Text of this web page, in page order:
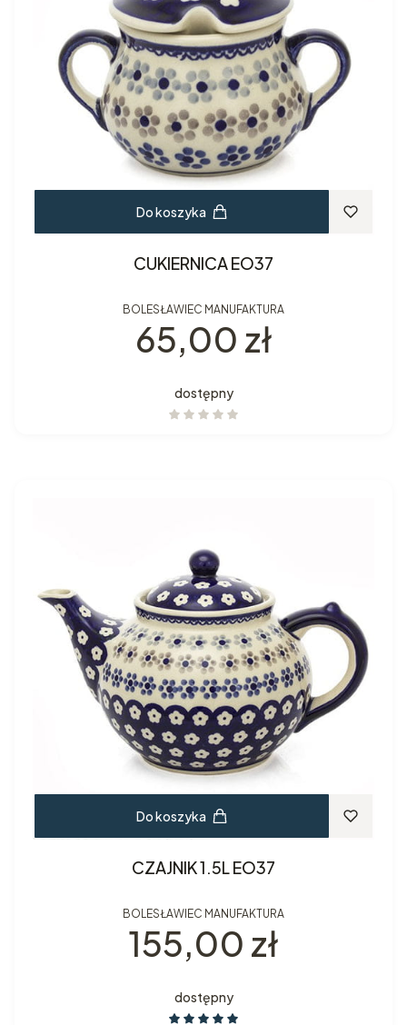
Do koszyka
CUKIERNICA EO37
BOLESŁAWIEC MANUFAKTURA
Cena
65,00 zł
dostępny
Do koszyka
CZAJNIK 1.5L EO37
BOLESŁAWIEC MANUFAKTURA
Cena
155,00 zł
dostępny